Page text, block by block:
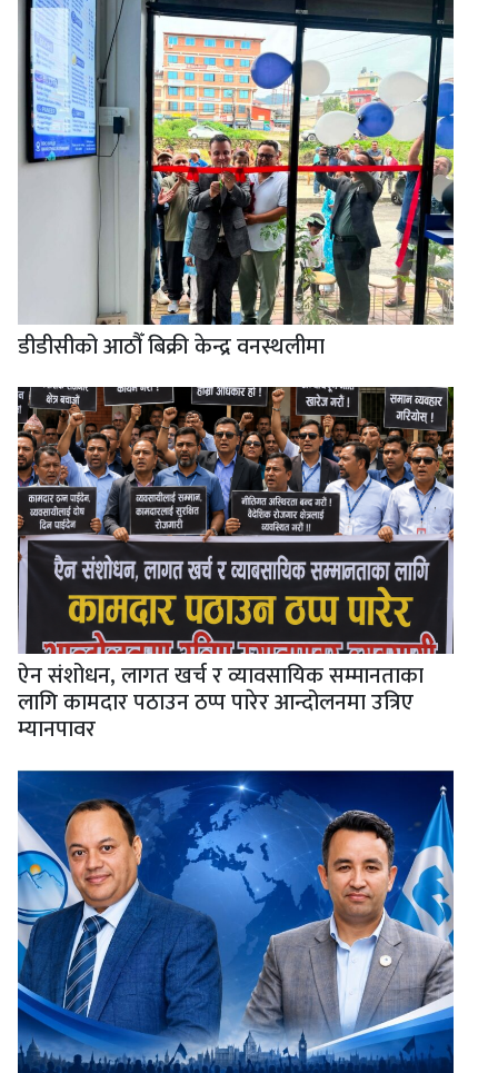
डीडीसीको आठौँ बिक्री केन्द्र वनस्थलीमा
ऐन संशोधन, लागत खर्च र व्यावसायिक सम्मानताका
लागि कामदार पठाउन ठप्प पारेर आन्दोलनमा उत्रिए
म्यानपावर